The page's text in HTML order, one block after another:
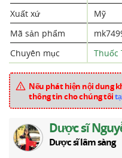
Xuất xứ
Mỹ
Mã sản phẩm
Chuyên mục
Thuốc
Nếu phát hiện nội dung
thông tin cho chúng tôi
Dược sĩ
Dược sĩ lâm sàng